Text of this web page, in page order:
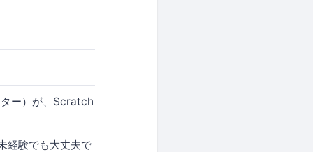
ター）が、Scratch
経験でも大丈夫で